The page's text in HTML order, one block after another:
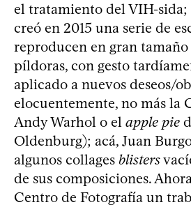
el tratamiento del VIH-
creó en 2015 una serie de
reproducen en gran
píldoras, con gesto
aplicado a nuevos deseos/
elocuentemente, no más la
Andy Warhol o el apple pie
Oldenburg); acá, Juan
algunos collages blisters
de sus composiciones.
Centro de Fotografía un